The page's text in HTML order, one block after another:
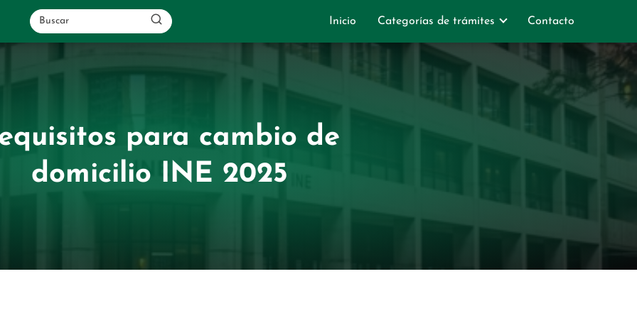
Inicio Categorías de trámites Contacto
para cambio de
domicilio INE 2025